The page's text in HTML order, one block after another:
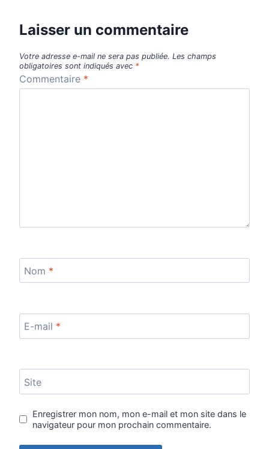
Laisser un commentaire
Votre adresse e-mail ne sera pas publiée. Les champs
obligatoires sont indiqués avec *
Commentaire *
Nom *
E-mail *
Site
Enregistrer mon nom, mon e-mail et mon site dans le
navigateur pour mon prochain commentaire.